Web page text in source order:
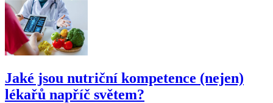
Jaké jsou nutriční kompetence (nejen)
lékařů napříč světem?